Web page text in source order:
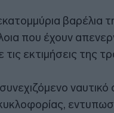
βαρέλια
που έχουν
εκτιμήσεις της